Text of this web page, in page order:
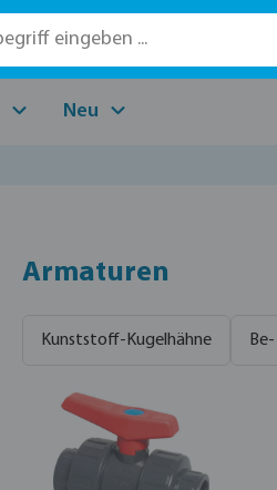
Neu
Armaturen
Kunststoff-Kugelhähne